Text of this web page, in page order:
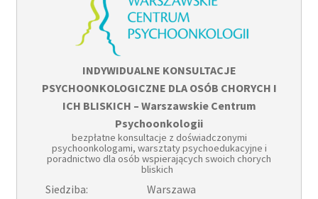
INDYWIDUALNE KONSULTACJE
PSYCHOONKOLOGICZNE DLA OSÓB CHORYCH I
ICH BLISKICH – Warszawskie Centrum
Psychoonkologii
bezpłatne konsultacje z doświadczonymi
psychoonkologami, warsztaty psychoedukacyjne i
poradnictwo dla osób wspierających swoich chorych
bliskich
Siedziba: Warszawa